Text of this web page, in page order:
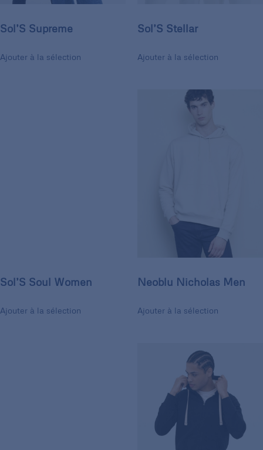
Sol’S Supreme
Ajouter à la sélection
Sol’S Stellar
Ajouter à la sélection
Sol’S Soul Women
Ajouter à la sélection
Neoblu Nicholas Men
Ajouter à la sélection